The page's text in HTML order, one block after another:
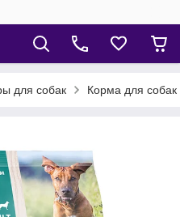
для собак Корма для собак